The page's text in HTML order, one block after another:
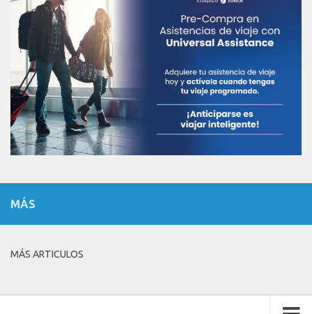
MÁS
MÁS ARTICULOS